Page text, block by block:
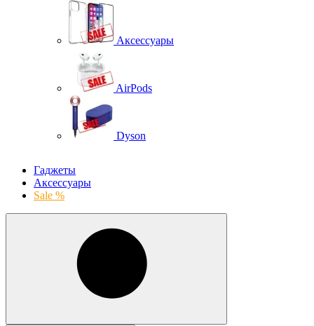
Аксессуары
AirPods
Dyson
Гаджеты
Аксессуары
Sale %